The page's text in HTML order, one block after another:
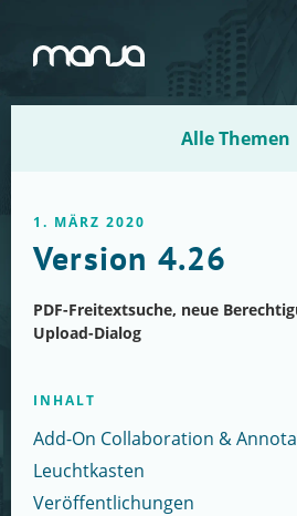
Navigation
Alle Themen
1. MÄRZ 2020
Version 4.26
PDF-Freitextsuche, neue
Upload-Dialog
INHALT
Add-On Collaboration &
Leuchtkasten
Veröffentlichungen